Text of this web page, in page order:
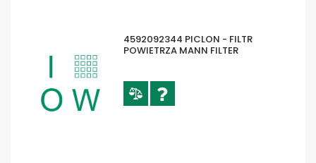
4592092344 PICLON - FILTR
POWIETRZA MANN FILTER